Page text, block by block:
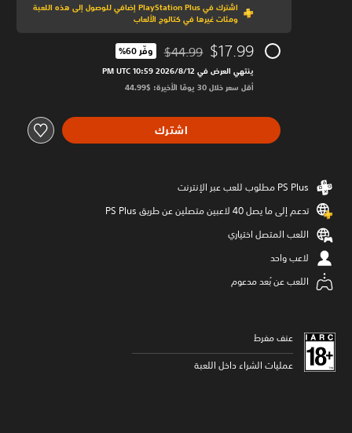
اشترك في PlayStation Plus إضافي للوصول إلى هذه اللعبة
ومئات غيرها في كتالوج الألعاب
$17.99 مخصوم من السعر الأصلي البالغ $44.99‏
$44.99 وفّر 60%‏
ينتهي العرض في 12‏/8‏/2026 10:59 PM UTC‏
أقل سعر خلال 30 يومًا الأخيرة: $44.99‏
اشترك
تدعم إلى ما يصل 40 لاعبين متصلين عن طريق PS Plus‏
اللعب المتصل اختياري
لاعب واحد
اللعب عن بُعد مدعوم
عنف مفرط
عمليات الشراء داخل اللعبة